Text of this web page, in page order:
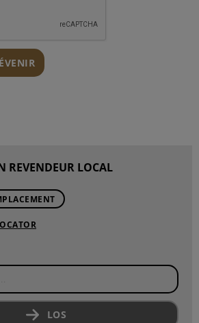
REVENDEUR LOCAL
LOS